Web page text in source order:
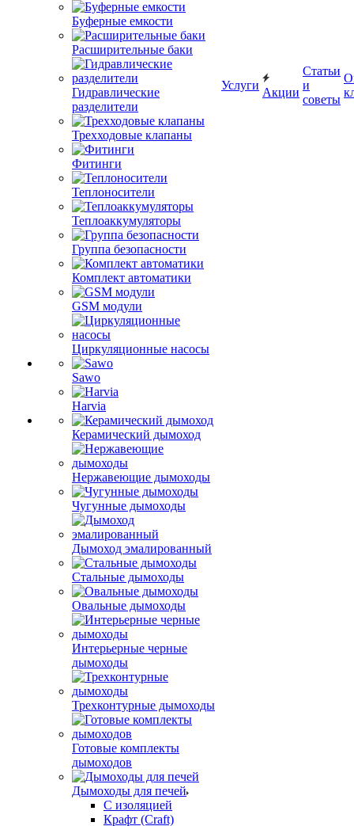
Буферные емкости
Расширительные баки
Гидравлические
разделители
Трехходовые клапаны
Фитинги
Теплоносители
Теплоаккумуляторы
Группа безопасности
Комплект автоматики
GSM модули
Циркуляционные насосы
Sawo
Harvia
Керамический дымоход
Нержавеющие дымоходы
Чугунные дымоходы
Дымоход эмалированный
Стальные дымоходы
Овальные дымоходы
Интерьерные черные
дымоходы
Трехконтурные дымоходы
Готовые комплекты
дымоходов
Дымоходы для печей
С изоляцией
Крафт (Craft)
Услуги
Акции
Статьи
и
советы